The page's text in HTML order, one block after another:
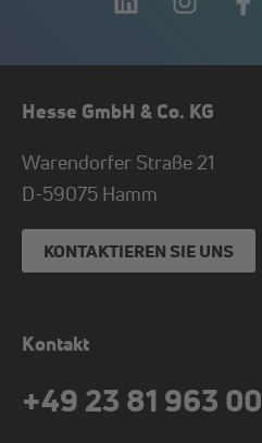
Hesse GmbH & Co. KG
Warendorfer Straße 21
D-59075 Hamm
KONTAKTIEREN SIE UNS
Kontakt
+49 23 81 963 00